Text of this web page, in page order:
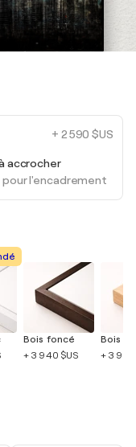
+ 2 590 $US
accrocher
pour l'encadrement
Bois foncé
+ 3 940 $US
Bois
+ 3 940